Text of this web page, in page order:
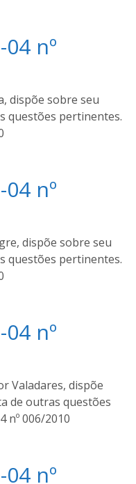
04 nº
dispõe sobre seu
questões pertinentes.
04 nº
dispõe sobre seu
questões pertinentes.
04 nº
Valadares, dispõe
de outras questões
nº 006/2010
04 nº